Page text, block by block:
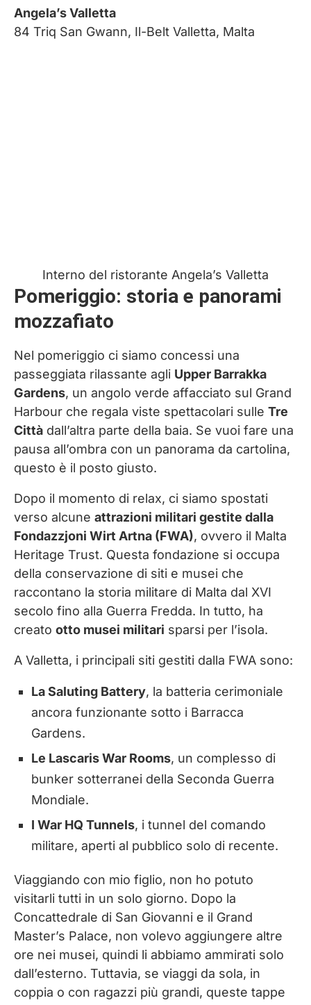
Angela’s Valletta
84 Triq San Gwann, Il-Belt Valletta, Malta
Interno del ristorante Angela’s Valletta
Pomeriggio: storia e panorami
mozzafiato
Nel pomeriggio ci siamo concessi una
passeggiata rilassante agli Upper Barrakka
Gardens, un angolo verde affacciato sul Grand
Harbour che regala viste spettacolari sulle Tre
Città dall’altra parte della baia. Se vuoi fare una
pausa all’ombra con un panorama da cartolina,
questo è il posto giusto.
Dopo il momento di relax, ci siamo spostati
verso alcune attrazioni militari gestite dalla
Fondazzjoni Wirt Artna (FWA), ovvero il Malta
Heritage Trust. Questa fondazione si occupa
della conservazione di siti e musei che
raccontano la storia militare di Malta dal XVI
secolo fino alla Guerra Fredda. In tutto, ha
creato otto musei militari sparsi per l’isola.
A Valletta, i principali siti gestiti dalla FWA sono:
La Saluting Battery, la batteria cerimoniale
ancora funzionante sotto i Barracca
Gardens.
Le Lascaris War Rooms, un complesso di
bunker sotterranei della Seconda Guerra
Mondiale.
I War HQ Tunnels, i tunnel del comando
militare, aperti al pubblico solo di recente.
Viaggiando con mio figlio, non ho potuto
visitarli tutti in un solo giorno. Dopo la
Concattedrale di San Giovanni e il Grand
Master’s Palace, non volevo aggiungere altre
ore nei musei, quindi li abbiamo ammirati solo
dall’esterno. Tuttavia, se viaggi da sola, in
coppia o con ragazzi più grandi, queste tappe